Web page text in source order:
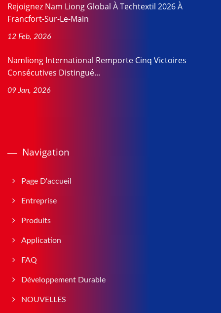
Rejoignez Nam Liong Global À Techtextil 2026 À
Francfort-Sur-Le-Main
12 Feb, 2026
Namliong International Remporte Cinq Victoires
Consécutives Distingué...
09 Jan, 2026
Navigation
Page D'accueil
Entreprise
Produits
Application
FAQ
Développement Durable
NOUVELLES